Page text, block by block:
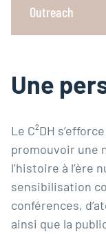
Outreach
Une
Le C²DH
promouvoir une
l’histoire à l’ère
sensibilisation
conférences,
ainsi que la